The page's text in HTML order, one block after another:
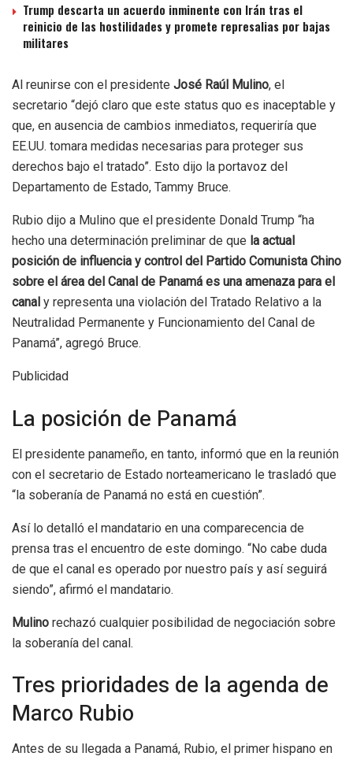
Trump descarta un acuerdo inminente con Irán tras el
reinicio de las hostilidades y promete represalias por bajas
militares
Al reunirse con el presidente José Raúl Mulino, el
secretario “dejó claro que este status quo es inaceptable y
que, en ausencia de cambios inmediatos, requeriría que
EE.UU. tomara medidas necesarias para proteger sus
derechos bajo el tratado”. Esto dijo la portavoz del
Departamento de Estado, Tammy Bruce.
Rubio dijo a Mulino que el presidente Donald Trump “ha
hecho una determinación preliminar de que la actual
posición de influencia y control del Partido Comunista Chino
sobre el área del Canal de Panamá es una amenaza para el
canal y representa una violación del Tratado Relativo a la
Neutralidad Permanente y Funcionamiento del Canal de
Panamá”, agregó Bruce.
Publicidad
La posición de Panamá
El presidente panameño, en tanto, informó que en la reunión
con el secretario de Estado norteamericano le trasladó que
“la soberanía de Panamá no está en cuestión”.
Así lo detalló el mandatario en una comparecencia de
prensa tras el encuentro de este domingo. “No cabe duda
de que el canal es operado por nuestro país y así seguirá
siendo”, afirmó el mandatario.
Mulino rechazó cualquier posibilidad de negociación sobre
la soberanía del canal.
Tres prioridades de la agenda de
Marco Rubio
Antes de su llegada a Panamá, Rubio, el primer hispano en